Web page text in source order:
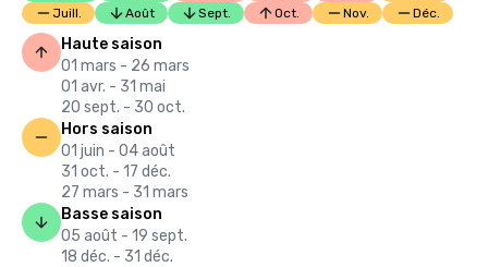
Juill.
Août Sept. Oct. Nov. Déc.
Haute saison
01 mars - 26 mars
01 avr. - 31 mai
20 sept. - 30 oct.
Hors saison
01 juin - 04 août
31 oct. - 17 déc.
27 mars - 31 mars
Basse saison
05 août - 19 sept.
18 déc. - 31 déc.